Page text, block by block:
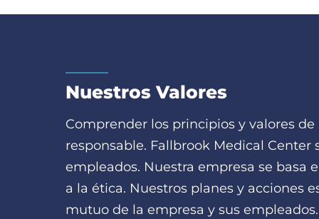
Nuestros Valores
Comprender los principios y valores
responsable. Fallbrook Medical
empleados. Nuestra empresa se basa
a la ética. Nuestros planes y acciones
mutuo de la empresa y sus